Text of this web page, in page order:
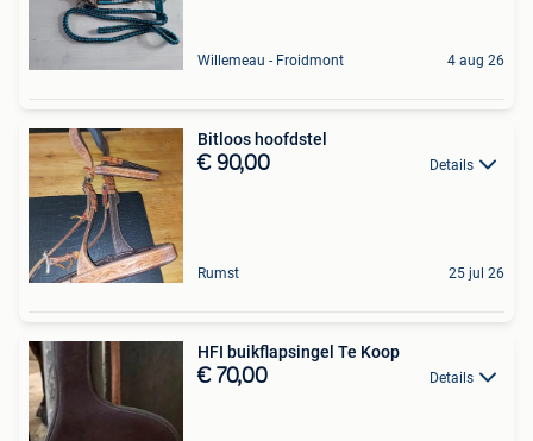
Willemeau - Froidmont 4 aug 26
Bitloos hoofdstel
€ 90,00 Details
Rumst 25 jul 26
HFI buikflapsingel Te Koop
€ 70,00 Details